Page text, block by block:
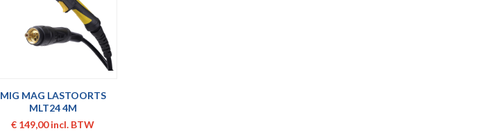
MIG MAG LASTOORTS
MLT24 4M
€ 149,00 incl. BTW